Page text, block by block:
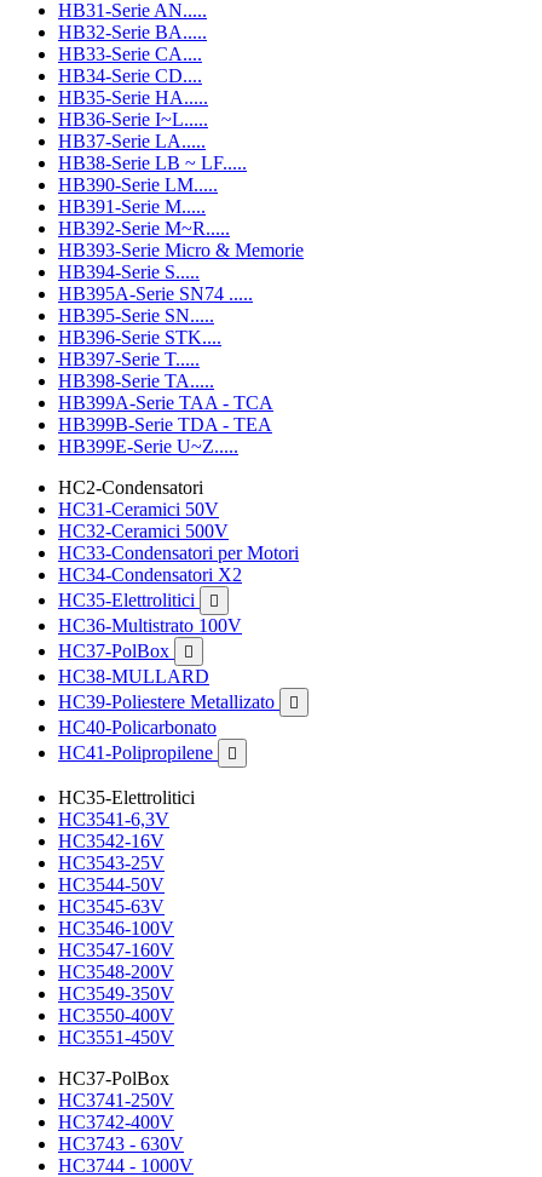
HB31-Serie AN.....
HB32-Serie BA.....
HB33-Serie CA....
HB34-Serie CD....
HB35-Serie HA.....
HB36-Serie I~L.....
HB37-Serie LA.....
HB38-Serie LB ~ LF.....
HB390-Serie LM.....
HB391-Serie M.....
HB392-Serie M~R.....
HB393-Serie Micro & Memorie
HB394-Serie S.....
HB395A-Serie SN74 .....
HB395-Serie SN.....
HB396-Serie STK....
HB397-Serie T.....
HB398-Serie TA.....
HB399A-Serie TAA - TCA
HB399B-Serie TDA - TEA
HB399E-Serie U~Z.....
HC2-Condensatori
HC31-Ceramici 50V
HC32-Ceramici 500V
HC33-Condensatori per Motori
HC34-Condensatori X2
HC35-Elettrolitici

HC36-Multistrato 100V
HC37-PolBox

HC38-MULLARD
HC39-Poliestere Metallizato

HC40-Policarbonato
HC41-Polipropilene

HC35-Elettrolitici
HC3541-6,3V
HC3542-16V
HC3543-25V
HC3544-50V
HC3545-63V
HC3546-100V
HC3547-160V
HC3548-200V
HC3549-350V
HC3550-400V
HC3551-450V
HC37-PolBox
HC3741-250V
HC3742-400V
HC3743 - 630V
HC3744 - 1000V